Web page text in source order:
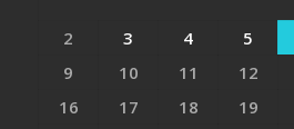
2
3 4 5
9
10 11 12
16
17 18 19